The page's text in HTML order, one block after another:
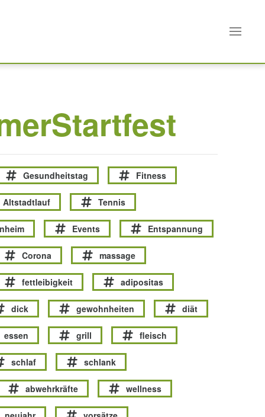
Gesundheitstag
Fitness
Altstadtlauf Tennis
Events Entspannung
Corona massage
fettleibigkeit adipositas
dick gewohnheiten diät
essen grill fleisch
schlaf schlank
abwehrkräfte wellness